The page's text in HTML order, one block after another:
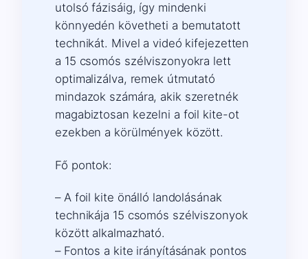
utolsó fázisáig, így mindenki
könnyedén követheti a bemutatott
technikát. Mivel a videó kifejezetten
a 15 csomós szélviszonyokra lett
optimalizálva, remek útmutató
mindazok számára, akik szeretnék
magabiztosan kezelni a foil kite-ot
ezekben a körülmények között.
Fő pontok:
– A foil kite önálló landolásának
technikája 15 csomós szélviszonyok
között alkalmazható.
– Fontos a kite irányításának pontos